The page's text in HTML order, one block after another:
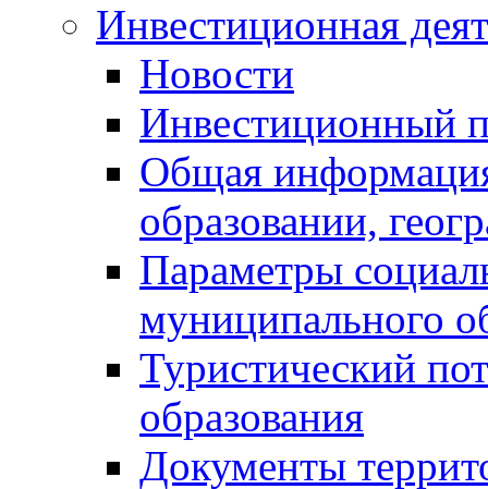
Инвестиционная
Новости
Инвестиционный
Общая
образовании,
Параметры
муниципального
Туристический
образования
Документы